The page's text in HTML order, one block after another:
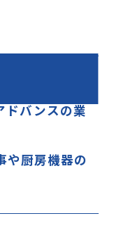
している事
ドバンスの業
や厨房機器の